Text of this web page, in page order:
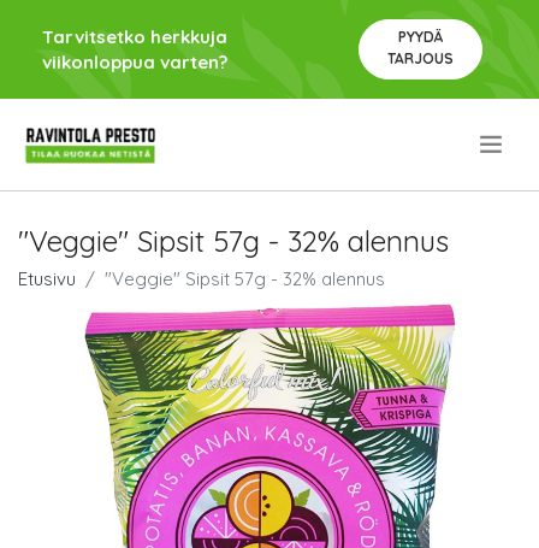
Tarvitsetko herkkuja
viikonloppua varten?
PYYDÄ
TARJOUS
"Veggie" Sipsit 57g - 32% alennus
Etusivu "Veggie" Sipsit 57g - 32% alennus